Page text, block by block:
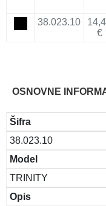
38.023.10
€
OSNOVNE
Šifra
38.023.10
Model
TRINITY
Opis